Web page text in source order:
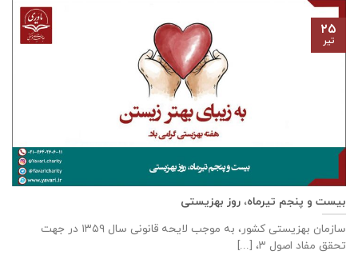
بیست و پنجم تیرماه، روز بهزیستی
سازمان بهزیستی كشور، به موجب لایحه قانونی سال ۱۳۵۹ در جهت
تحقق مفاد اصول ۳، [...]
۲۵
تیر